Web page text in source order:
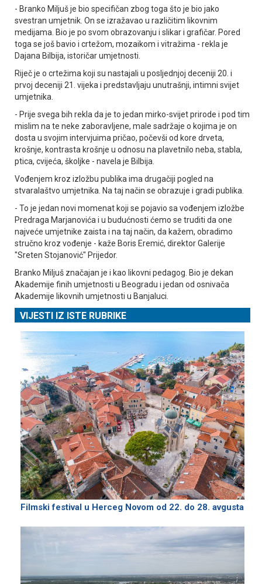
- Branko Miljuš je bio specifičan zbog toga što je bio jako
svestran umjetnik. On se izražavao u različitim likovnim
medijama. Bio je po svom obrazovanju i slikar i grafičar. Pored
toga se još bavio i crtežom, mozaikom i vitražima - rekla je
Dajana Bilbija, istoričar umjetnosti.
Riječ je o crtežima koji su nastajali u posljednjoj deceniji 20. i
prvoj deceniji 21. vijeka i predstavljaju unutrašnji, intimni svijet
umjetnika.
- Prije svega bih rekla da je to jedan mirko-svijet prirode i pod tim
mislim na te neke zaboravljene, male sadržaje o kojima je on
dosta u svojim intervjuima pričao, počevši od kore drveta,
krošnje, kontrasta krošnje u odnosu na plavetnilo neba, stabla,
ptica, cvijeća, školjke - navela je Bilbija.
Vođenjem kroz izložbu publika ima drugačiji pogled na
stvaralaštvo umjetnika. Na taj način se obrazuje i gradi publika.
- To je jedan novi momenat koji se pojavio sa vođenjem izložbe
Predraga Marjanovića i u budućnosti ćemo se truditi da one
najveće umjetnike zaista i na taj način, da kažem, obradimo
stručno kroz vođenje - kaže Boris Eremić, direktor Galerije
"Sreten Stojanović" Prijedor.
Branko Miljuš značajan je i kao likovni pedagog. Bio je dekan
Akademije finih umjetnosti u Beogradu i jedan od osnivača
Akademije likovnih umjetnosti u Banjaluci.
VIJESTI IZ ISTE RUBRIKE
Filmski festival u Herceg Novom od 22. do 28. avgusta